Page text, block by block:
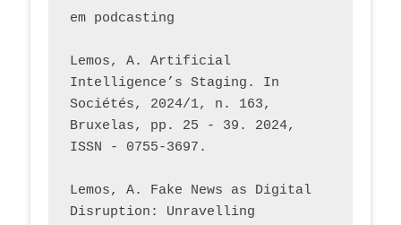
em podcasting
Lemos, A. Artificial
Intelligence’s Staging. In
Sociétés, 2024/1, n. 163,
Bruxelas, pp. 25 - 39. 2024,
ISSN - 0755-3697.
Lemos, A. Fake News as Digital
Disruption: Unravelling